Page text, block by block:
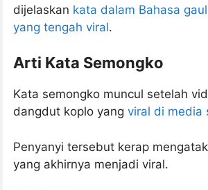
dijelaskan kata dalam Bahasa
yang tengah viral.
Arti Kata Semongko
Kata semongko muncul setelah
dangdut koplo yang viral di media
Penyanyi tersebut kerap
yang akhirnya menjadi viral.